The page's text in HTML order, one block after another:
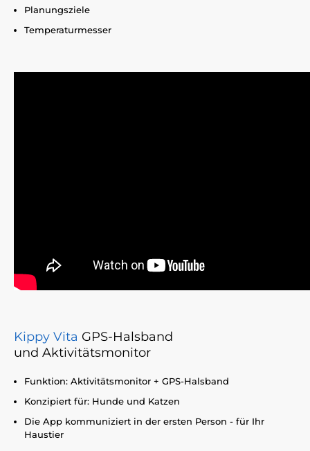
Planungsziele
Temperaturmesser
Kippy Vita GPS-Halsband
und Aktivitätsmonitor
Funktion: Aktivitätsmonitor + GPS-Halsband
Konzipiert für: Hunde und Katzen
Die App kommuniziert in der ersten Person - für Ihr
Haustier